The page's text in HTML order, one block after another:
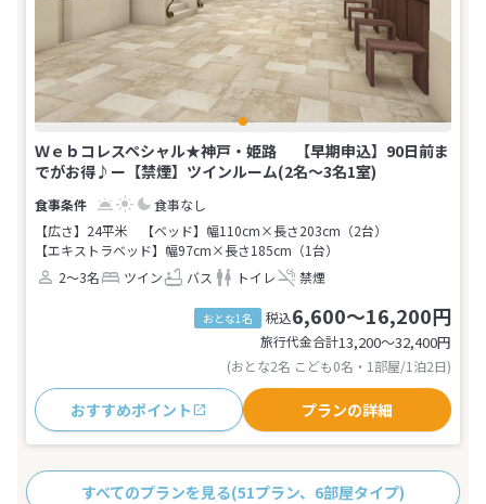
Ｗｅｂコレスペシャル★神戸・姫路 【早期申込】90日前ま
でがお得♪ー【禁煙】ツインルーム(2名～3名1室)
食事なし
【広さ】24平米
【ベッド】幅110cm×長さ203cm（2台）
【エキストラベッド】幅97cm×長さ185cm（1台）
2～3名
ツイン バス トイレ 禁煙
おとな1名 税込6,600～16,200円
旅行代金合計13,200〜32,400円
(おとな2名 こども0名・1部屋/1泊2日)
おすすめポイント プランの詳細
すべてのプランを見る(51プラン、6部屋タイプ)